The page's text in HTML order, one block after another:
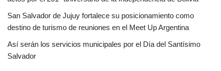
San Salvador de Jujuy fortalece su posicionamiento como
destino de turismo de reuniones en el Meet Up Argentina
Así serán los servicios municipales por el Día del Santísimo
Salvador